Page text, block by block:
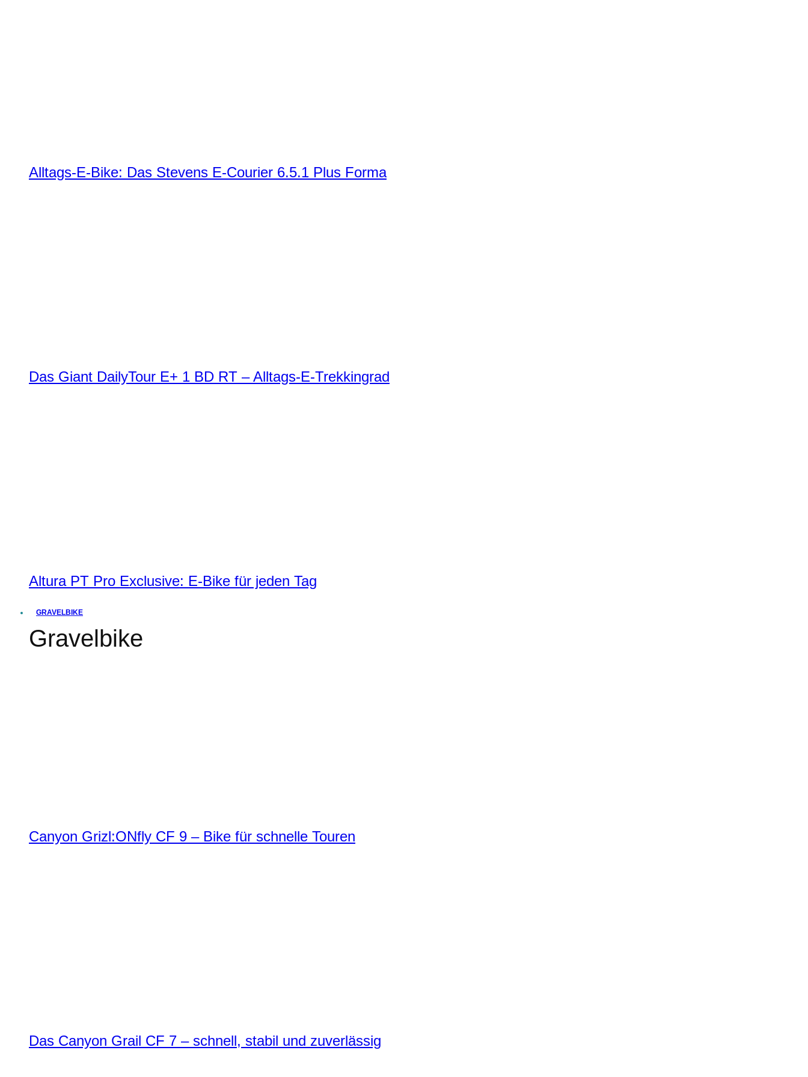
Alltags-E-Bike: Das Stevens E-Courier 6.5.1 Plus Forma
Das Giant DailyTour E+ 1 BD RT – Alltags-E-Trekkingrad
Altura PT Pro Exclusive: E-Bike für jeden Tag
GRAVELBIKE
Gravelbike
Canyon Grizl:ONfly CF 9 – Bike für schnelle Touren
Das Canyon Grail CF 7 – schnell, stabil und zuverlässig